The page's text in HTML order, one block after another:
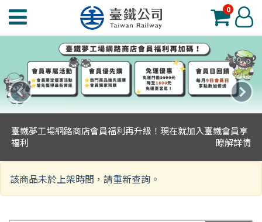
臺
鐵
場
功
選
0 登
入
臺鐵夢工場網路商店會員福利再升級！現在就加入臺鐵會員享
福利
瞭解詳情
上
一
則
題
下
一
則
該商品未於上架時間，請重新查詢。